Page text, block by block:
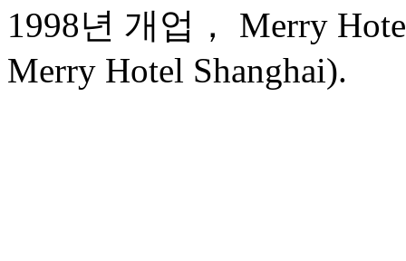
1998년 개업， Merry
Merry Hotel Shanghai).